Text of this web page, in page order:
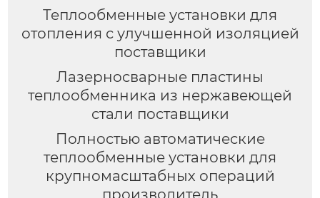
Теплообменные установки для
отопления с улучшенной изоляцией
поставщики
Лазерносварные пластины
теплообменника из нержавеющей
стали поставщики
Полностью автоматические
теплообменные установки для
крупномасштабных операций
производитель